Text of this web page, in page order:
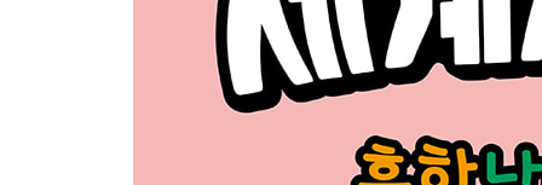
한눈에 보는 세계사·한국사 연표 209
세계사 키워드 다시 보기 210
찾아보기 212